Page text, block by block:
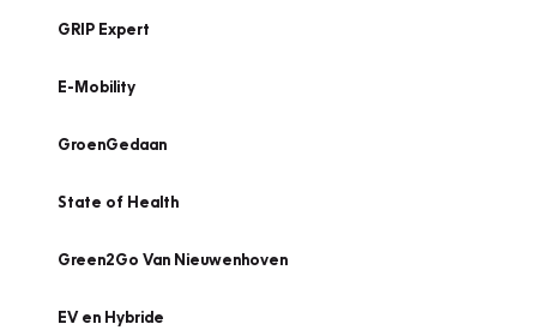
GRIP Expert
E-Mobility
GroenGedaan
State of Health
Green2Go Van Nieuwenhoven
EV en Hybride